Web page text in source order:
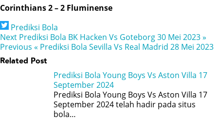
Corinthians 2 – 2 Fluminense
Prediksi Bola
Next Prediksi Bola BK Hacken Vs Goteborg 30 Mei 2023 »
Previous « Prediksi Bola Sevilla Vs Real Madrid 28 Mei 2023
Related Post
Prediksi Bola Young Boys Vs Aston Villa 17
September 2024
Prediksi Bola Young Boys Vs Aston Villa 17
September 2024 telah hadir pada situs
bola…